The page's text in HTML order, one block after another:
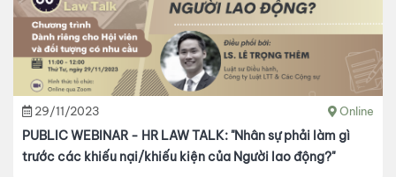
29/11/2023 Online
PUBLIC WEBINAR - HR LAW TALK: "Nhân sự phải làm gì
trước các khiếu nại/khiếu kiện của Người lao động?"